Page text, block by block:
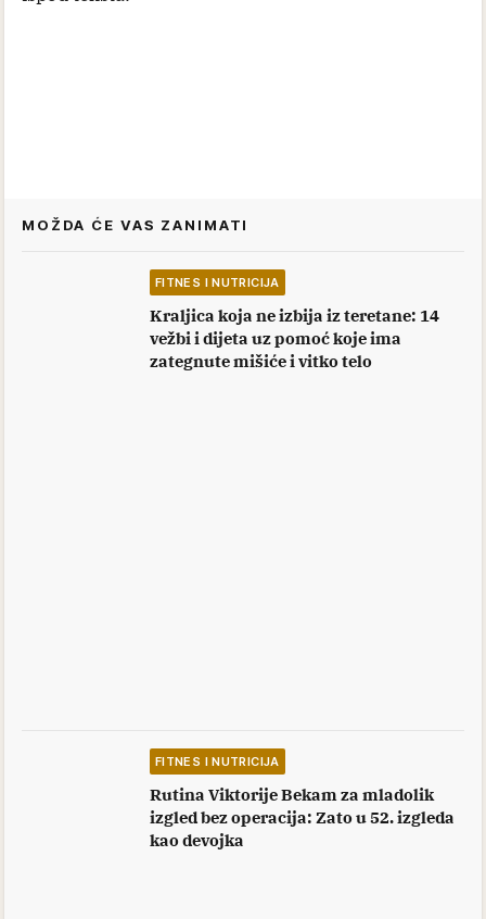
MOŽDA ĆE VAS ZANIMATI
FITNES I NUTRICIJA
Kraljica koja ne izbija iz teretane: 14
vežbi i dijeta uz pomoć koje ima
zategnute mišiće i vitko telo
FITNES I NUTRICIJA
Rutina Viktorije Bekam za mladolik
izgled bez operacija: Zato u 52. izgleda
kao devojka